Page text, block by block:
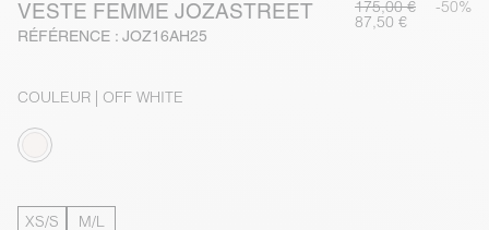
VESTE FEMME JOZASTREET
RÉFÉRENCE : JOZ16AH25
175,00 € -50%
87,50 €
COULEUR | OFF WHITE
XS/S M/L